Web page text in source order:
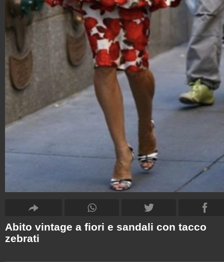
Abito vintage a fiori e sandali con tacco
zebrati